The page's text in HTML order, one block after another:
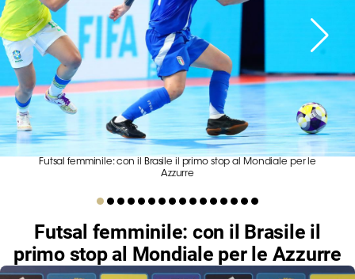
Serie
B
Femminile
Museo
del
Calcio
Shop
Assicurazione
Futsal femminile: con il Brasile il primo stop al Mondiale per le
Azzurre
Futsal femminile: con il Brasile il
primo stop al Mondiale per le Azzurre